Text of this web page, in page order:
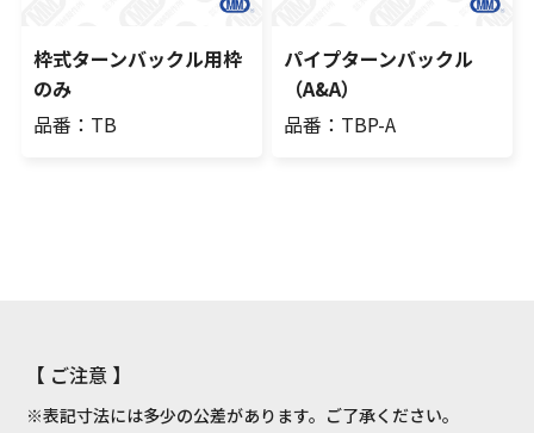
枠式ターンバックル用枠
のみ
品番：TB
パイプターンバックル
（A&A）
品番：TBP-A
【 ご注意 】
※表記寸法には多少の公差があります。ご了承ください。